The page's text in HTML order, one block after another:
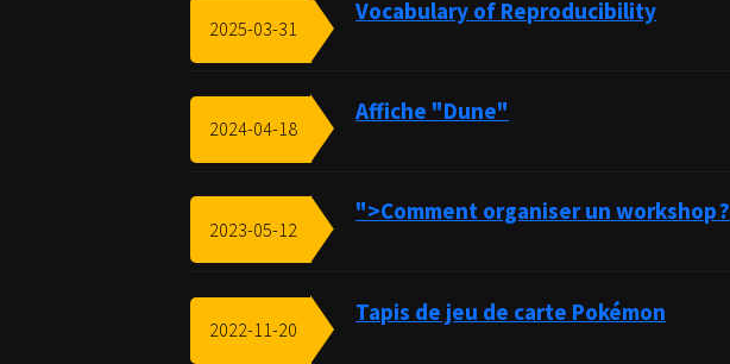
2025-03-31
Vocabulary of Reproducibility
2024-04-18
Affiche "Dune"
2023-05-12
">Comment organiser un workshop ?
2022-11-20
Tapis de jeu de carte Pokémon